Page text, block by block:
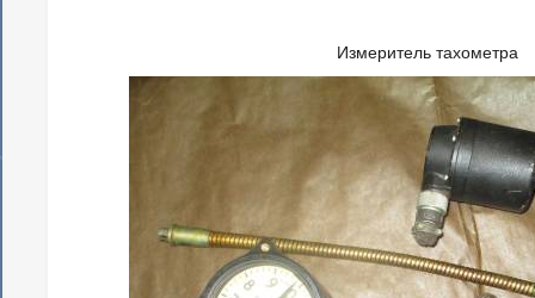
Измеритель тахометра